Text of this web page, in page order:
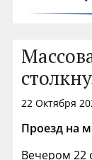
22 Октября
Проезд на
Вечером 22